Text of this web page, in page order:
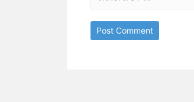
Post Comment